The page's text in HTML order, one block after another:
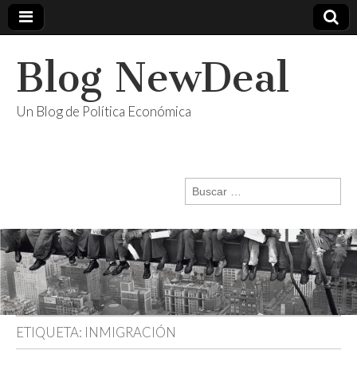
Blog NewDeal
Un Blog de Política Económica
Buscar:
ETIQUETA: INMIGRACIÓN